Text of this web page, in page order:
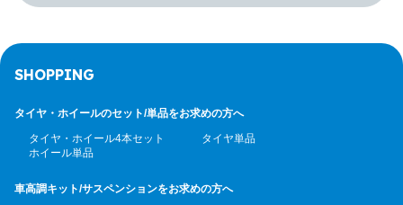
SHOPPING
タイヤ・ホイールのセット/単品をお求めの方へ
タイヤ・ホイール4本セット
タイヤ単品
ホイール単品
車高調キット/サスペンションをお求めの方へ